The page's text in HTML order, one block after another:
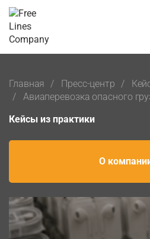
Главная Пресс-центр
Авиаперевозка опасного
Кейсы из практики
О